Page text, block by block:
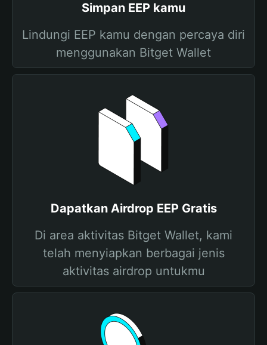
Simpan EEP kamu
Lindungi EEP kamu dengan percaya diri
menggunakan Bitget Wallet
Dapatkan Airdrop EEP Gratis
Di area aktivitas Bitget Wallet, kami
telah menyiapkan berbagai jenis
aktivitas airdrop untukmu